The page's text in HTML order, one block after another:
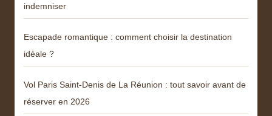
indemniser
Escapade romantique : comment choisir la destination
idéale ?
Vol Paris Saint-Denis de La Réunion : tout savoir avant de
réserver en 2026